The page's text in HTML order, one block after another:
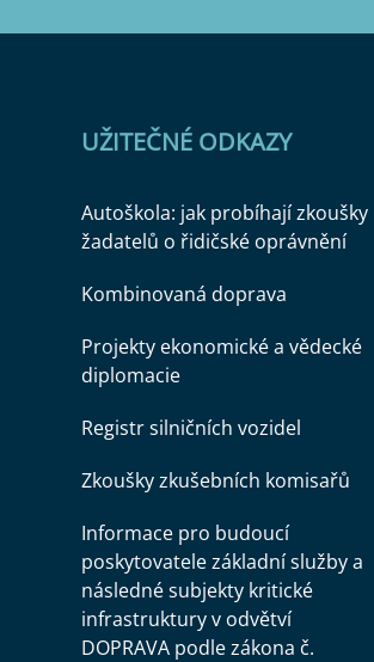
UŽITEČNÉ ODKAZY
Autoškola: jak probíhají zkoušky
žadatelů o řidičské oprávnění
Kombinovaná doprava
Projekty ekonomické a vědecké
diplomacie
Registr silničních vozidel
Zkoušky zkušebních komisařů
Informace pro budoucí
poskytovatele základní služby a
následné subjekty kritické
infrastruktury v odvětví
DOPRAVA podle zákona č.